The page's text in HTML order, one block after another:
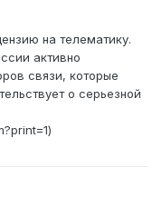
на телематику.
активно
связи, которые
о серьезной